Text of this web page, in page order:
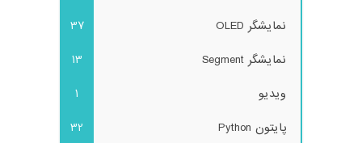
نمایشگر OLED
37
نمایشگر Segment
13
ویدیو
1
پایتون Python
32